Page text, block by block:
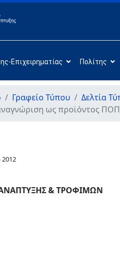
Επιχειρηματίας Πολίτης
Γραφείο Τύπου
Δελτία
ως προϊόντος
2012
& ΤΡΟΦΙΜΩΝ